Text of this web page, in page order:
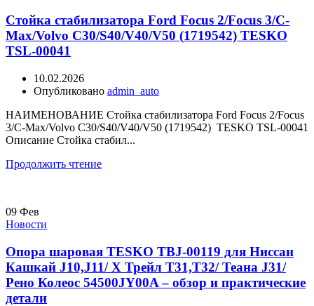
Стойка стабилизатора Ford Focus 2/Focus 3/C-
Max/Volvo C30/S40/V40/V50 (1719542) TESKO
TSL-00041
10.02.2026
Опубликовано admin_auto
НАИМЕНОВАНИЕ Стойка стабилизатора Ford Focus 2/Focus
3/C-Max/Volvo C30/S40/V40/V50 (1719542) TESKO TSL-00041
Описание Стойка стабил...
Продолжить чтение
09 Фев
Новости
Опора шаровая TESKO TBJ-00119 для Ниссан
Кашкай J10,J11/ Х Трейл Т31,Т32/ Теана J31/
Рено Колеос 54500JY00A – обзор и практические
детали